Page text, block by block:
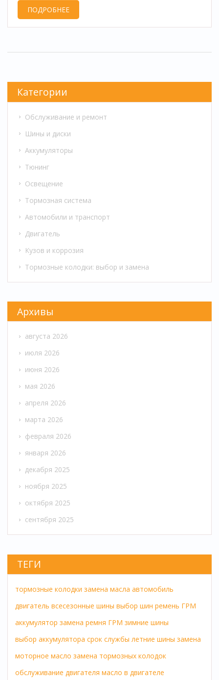
некоторых других компонентов. В этой статье
ПОДРОБНЕЕ
Категории
Обслуживание и ремонт
Шины и диски
Аккумуляторы
Тюнинг
Освещение
Тормозная система
Автомобили и транспорт
Двигатель
Кузов и коррозия
Тормозные колодки: выбор и замена
Архивы
августа 2026
июля 2026
июня 2026
мая 2026
апреля 2026
марта 2026
февраля 2026
января 2026
декабря 2025
ноября 2025
октября 2025
сентября 2025
ТЕГИ
тормозные колодки замена масла автомобиль
двигатель всесезонные шины выбор шин ремень ГРМ
аккумулятор замена ремня ГРМ зимние шины
выбор аккумулятора срок службы летние шины замена
моторное масло замена тормозных колодок
обслуживание двигателя масло в двигателе